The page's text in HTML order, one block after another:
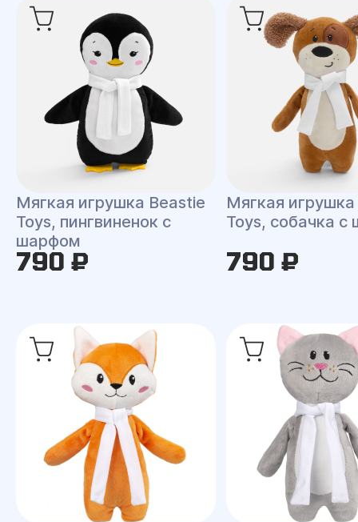
Мягкая игрушка Beastie
Toys, пингвиненок с
шарфом
790 ₽
Мягкая
Toys, собачка
790 ₽